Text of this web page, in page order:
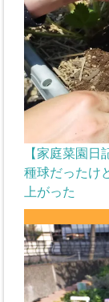
【家庭菜園
種球だったけ
上がった